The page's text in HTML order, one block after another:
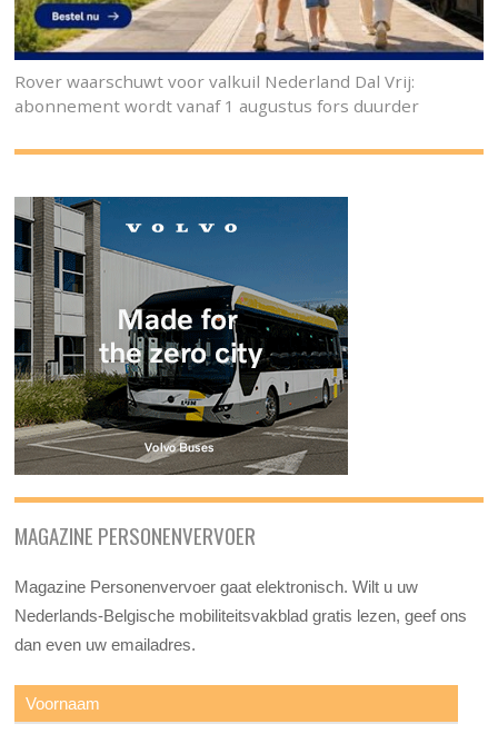
Rover waarschuwt voor valkuil Nederland Dal Vrij:
abonnement wordt vanaf 1 augustus fors duurder
MAGAZINE PERSONENVERVOER
Magazine Personenvervoer gaat elektronisch. Wilt u uw
Nederlands-Belgische mobiliteitsvakblad gratis lezen, geef ons
dan even uw emailadres.